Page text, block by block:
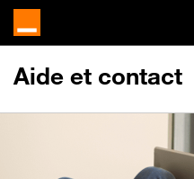
Aide et contact